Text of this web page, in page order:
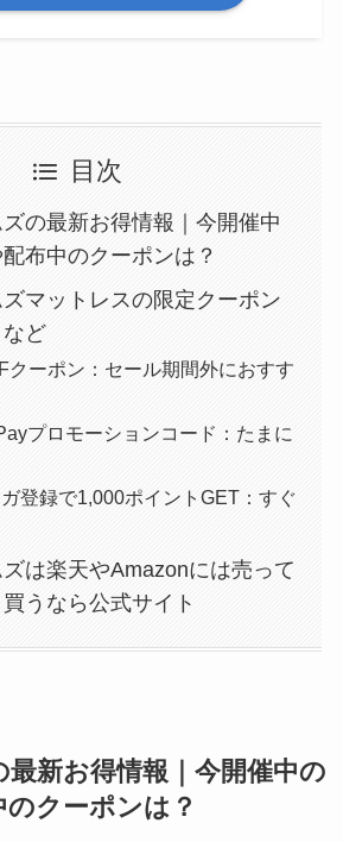
目次
の最新お得情報｜今開催中
布中のクーポンは？
マットレスの限定クーポン
ど
クーポン：セール期間外におすす
プロモーションコード：たまに
ガ登録で1,000ポイントGET：すぐ
は楽天やAmazonには売って
うなら公式サイト
新お得情報｜今開催中の
クーポンは？